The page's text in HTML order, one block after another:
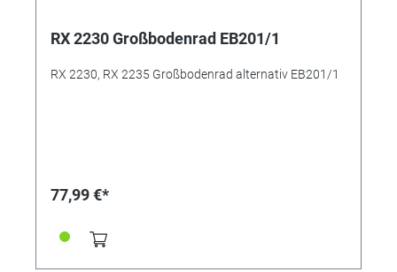
RX 2230 Großbodenrad EB201/1
RX 2230, RX 2235 Großbodenrad alternativ EB201/1
77,99 €*